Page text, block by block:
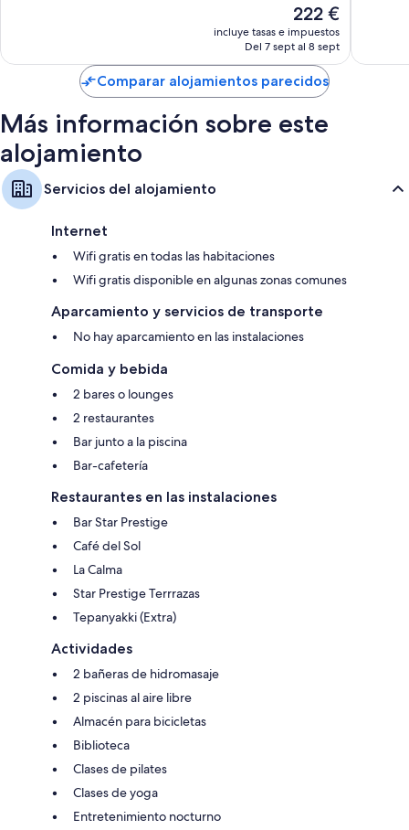
El
precio
actual
de
222 €
222 €
incluye tasas e impuestos
Del 7 sept al 8 sept
Comparar alojamientos parecidos
Más información sobre este
alojamiento
Servicios del alojamiento
Internet
Wifi gratis en todas las habitaciones
Wifi gratis disponible en algunas zonas comunes
Aparcamiento y servicios de transporte
No hay aparcamiento en las instalaciones
Comida y bebida
2 bares o lounges
2 restaurantes
Bar junto a la piscina
Bar-cafetería
Restaurantes en las instalaciones
Bar Star Prestige
Café del Sol
La Calma
Star Prestige Terrrazas
Tepanyakki (Extra)
Actividades
2 bañeras de hidromasaje
2 piscinas al aire libre
Almacén para bicicletas
Biblioteca
Clases de pilates
Clases de yoga
Entretenimiento nocturno